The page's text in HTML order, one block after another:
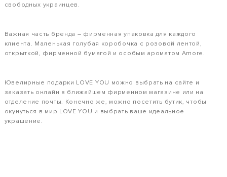
свободных украинцев.
Важная часть бренда – фирменная упаковка для каждого
клиента. Маленькая голубая коробочка с розовой лентой,
открыткой, фирменной бумагой и особым ароматом Amore.
Ювелирные подарки LOVE YOU можно выбрать на сайте и
заказать онлайн в ближайшем фирменном магазине или на
отделение почты. Конечно же, можно посетить бутик, чтобы
окунуться в мир LOVE YOU и выбрать ваше идеальное
украшение.